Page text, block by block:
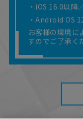
・iOS 16.0以
・Android OS
お客様の環境に
すのでご了承く
■対象商品仕様
内容は予告な
■当社は、取扱
ますが、取扱
はありません
■お客様のご利
ご利用いただ
かったこと
たとしても
また、本サ